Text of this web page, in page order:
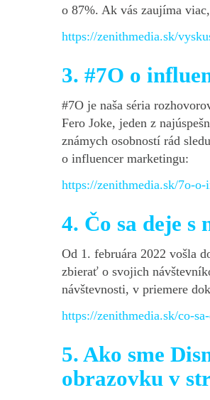
o 87%. Ak vás zaujíma
https://zenithmedia.sk/
3. #7O o
#7O je naša séria
Fero Joke, jeden z
známych osobností rád
o influencer marketingu:
https://zenithmedia.sk/7o-
4. Čo sa deje s
Od 1. februára 2022 vošla
zbierať o svojich
návštevnosti, v priemere
https://zenithmedia.sk/co-
5. Ako sme
obrazovku v